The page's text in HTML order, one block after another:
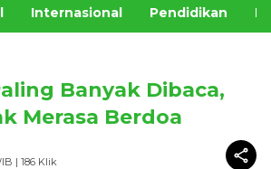
Internasional Pendidikan
Banyak Dibaca,
Merasa Berdoa
| 186 Klik